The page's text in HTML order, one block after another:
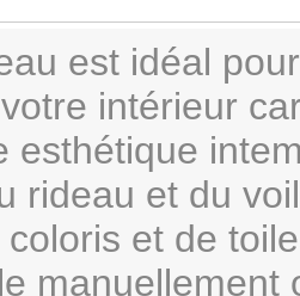
est idéal
intérieur
esthétique
rideau et du
et de
manuellement